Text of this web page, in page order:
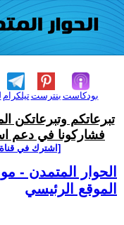
تيلكرامبنترست بودكاست
تبرعاتكم وتبرعاتكن
فشاركونا في دعم
[اشترك في
الحوار المتمدن -
الموقع الرئيسي